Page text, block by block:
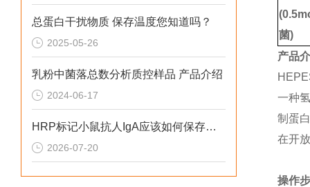
总蛋白干扰物质 保存温度您知道吗？
2025-05-26
乳粉中菌落总数分析质控样品 产品介绍
2024-06-17
HRP标记小鼠抗人IgA应该如何保存呢？
2026-07-20
菌)
产品
一种
制蛋
在开
操作